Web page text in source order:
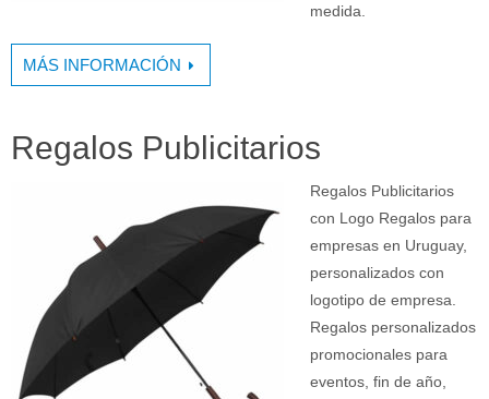
medida.
MÁS INFORMACIÓN
Regalos Publicitarios
Regalos Publicitarios
con Logo Regalos para
empresas en Uruguay,
personalizados con
logotipo de empresa.
Regalos personalizados
promocionales para
eventos, fin de año,